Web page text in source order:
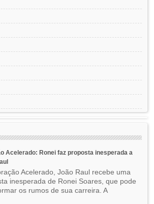
Acelerado: Ronei faz proposta inesperada a
Acelerado, João Raul recebe uma
inesperada de Ronei Soares, que pode
os rumos de sua carreira. A